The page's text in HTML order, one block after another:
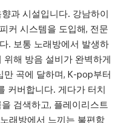
과 시설입니다. 강남하이
커 시스템을 도입해, 전문
. 보통 노래방에서 발생하
해 방음 설비가 완벽하게
곡에 달하며, K-pop부터
커버합니다. 게다가 터치
검색하고, 플레이리스트
래방에서 느끼는 불편함